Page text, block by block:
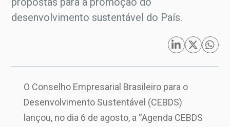
desenvolvimento sustentável do País.
O Conselho Empresarial Brasileiro para o
Desenvolvimento Sustentável (CEBDS)
lançou, no dia 6 de agosto, a “Agenda CEBDS